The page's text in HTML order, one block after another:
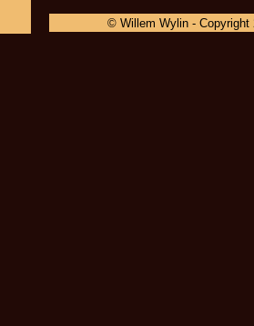
© Willem Wylin - Copyright